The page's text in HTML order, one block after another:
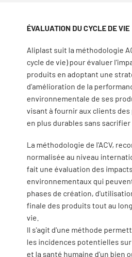
ÉVALUATION DU CYCLE DE VIE
Aliplast suit la méthodologie
cycle de vie) pour évaluer
produits en adoptant une
d'amélioration de la
environnementale de ses
visant à fournir aux clients
en plus durables sans sacrifier
La méthodologie de l'ACV,
normalisée au niveau
fait une évaluation des impacts
environnementaux qui
phases de création,
finale des produits tout au
vie.
Il s'agit d'une méthode
les incidences potentielles
et la santé humaine d'un bien